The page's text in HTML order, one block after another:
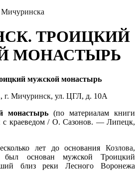
ТРОИЦКИЙ
МОНАСТЫРЬ
мужской монастырь
г. Мичуринск, ул. ЦГЛ, д. 10А
монастырь (по материалам книги
с краеведом / О. Сазонов. — Липецк,
лет до основания Козлова,
был основан мужской Троицкий
близ реки Лесного Воронежа